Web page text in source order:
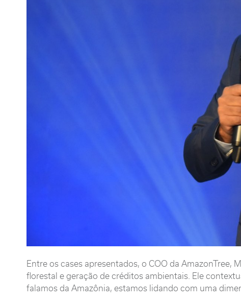
Entre os cases apresentados, o COO da
florestal e geração de créditos ambientais. Ele
falamos da Amazônia, estamos lidando com uma